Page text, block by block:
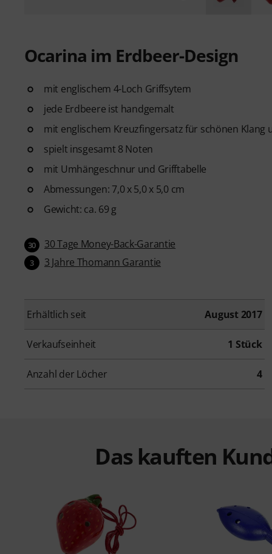
Ocarina im Erdbeer-Design
mit englischem 4-Loch Griffsytem
jede Erdbeere ist handgemalt
mit englischem Kreuzfingersatz für schönen Klang
spielt insgesamt 8 Noten
mit Umhängeschnur und Grifftabelle
Abmessungen: 7,0 x 5,0 x 5,0 cm
Gewicht: ca. 69 g
30 30 Tage Money-Back-Garantie
3 3 Jahre Thomann Garantie
Erhältlich seit August 2017
Verkaufseinheit 1 Stück
Anzahl der Löcher 4
Das kauften